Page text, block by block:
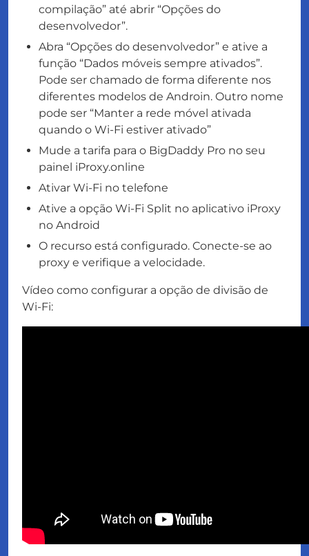
compilação” até abrir “Opções do
desenvolvedor”.
Abra “Opções do desenvolvedor” e ative a
função “Dados móveis sempre ativados”.
Pode ser chamado de forma diferente nos
diferentes modelos de Androin. Outro nome
pode ser “Manter a rede móvel ativada
quando o Wi-Fi estiver ativado”
Mude a tarifa para o BigDaddy Pro no seu
painel iProxy.online
Ativar Wi-Fi no telefone
Ative a opção Wi-Fi Split no aplicativo iProxy
no Android
O recurso está configurado. Conecte-se ao
proxy e verifique a velocidade.
Vídeo como configurar a opção de divisão de
Wi-Fi: